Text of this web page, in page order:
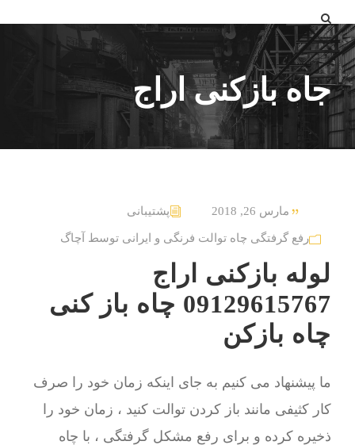
جاه بازکنی اراج
مارس 26, 2018 پشتیبانی
رفع گرفتگی چاه توالت فرنگی و ایرانی توسط آچاگ
لوله بازکنی اراج
09129615767 چاه باز کنی
چاه بازکن
ما پیشنهاد می کنیم به جای اینکه زمان خود را صرف
کار کثیفی مانند باز کردن توالت کنید ، زمان خود را
ذخیره کرده و برای رفع مشکل گرفتگی ، با چاه